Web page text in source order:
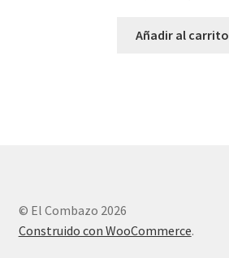
Añadir al carrito
© El Combazo 2026
Construido con WooCommerce.